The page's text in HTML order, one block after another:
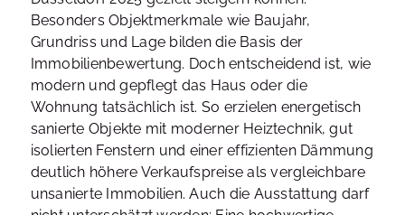
Besonders Objektmerkmale wie Baujahr,
Grundriss und Lage bilden die Basis der
Immobilienbewertung. Doch entscheidend ist, wie
modern und gepflegt das Haus oder die
Wohnung tatsächlich ist. So erzielen energetisch
sanierte Objekte mit moderner Heiztechnik, gut
isolierten Fenstern und einer effizienten Dämmung
deutlich höhere Verkaufspreise als vergleichbare
unsanierte Immobilien. Auch die Ausstattung darf